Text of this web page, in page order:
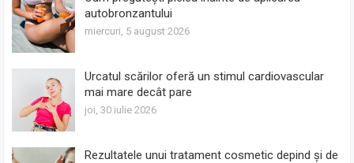
autobronzantului
miercuri, 5 august 2026
Urcatul scărilor oferă un stimul cardiovascular
mai mare decât pare
joi, 30 iulie 2026
Rezultatele unui tratament cosmetic depind și de